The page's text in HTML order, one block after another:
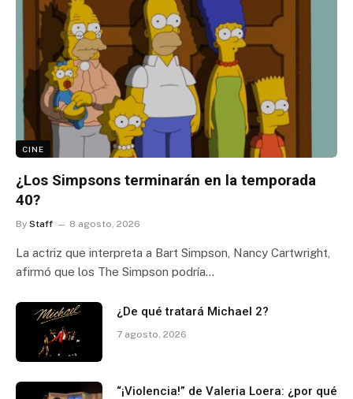
CINE
¿Los Simpsons terminarán en la temporada
40?
By Staff 8 agosto, 2026
La actriz que interpreta a Bart Simpson, Nancy Cartwright,
afirmó que los The Simpson podría…
¿De qué tratará Michael 2?
7 agosto, 2026
“¡Violencia!” de Valeria Loera: ¿por qué